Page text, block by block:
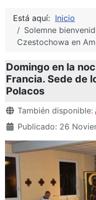
Está aquí: Inicio
Solemne
Czestochowa en
Domingo en la
Francia. Sede de
Polacos
Detalles
También disponible:
Publicado: 26